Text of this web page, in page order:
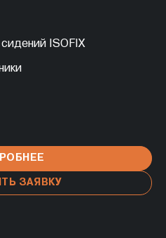
ISOFIX
ЗАЯВКУ